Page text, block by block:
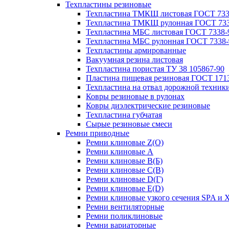
Техпластины резиновые
Техпластина ТМКЩ листовая ГОСТ
Техпластина ТМКЩ рулонная ГОСТ
Техпластина МБС листовая ГОСТ 7338-
Техпластина МБС рулонная ГОСТ
Техпластины армированные
Вакуумная резина листовая
Техпластина пористая ТУ 38 105867-90
Пластина пищевая резиновая ГОСТ
Техпластина на отвал дорожной
Ковры резиновые в рулонах
Ковры диэлектрические резиновые
Техпластина губчатая
Сырые резиновые смеси
Ремни приводные
Ремни клиновые Z(О)
Ремни клиновые A
Ремни клиновые B(Б)
Ремни клиновые C(В)
Ремни клиновые D(Г)
Ремни клиновые Е(D)
Ремни клиновые узкого сечения SPA и
Ремни вентиляторные
Ремни поликлиновые
Ремни вариаторные